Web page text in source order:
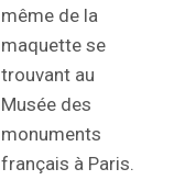
même de la
maquette se
trouvant au
Musée des
monuments
français à Paris.